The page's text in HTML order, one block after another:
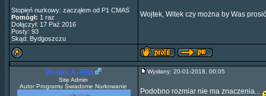
Stopień nurkowy: zacząłem od P1 CMAS
Pomógł: 1 raz
Dołączył: 17 Paź 2016
Posty: 93
Skąd: Bydgoszczu
Wojtek, Witek czy można by Was
Wojtek A. Filip
Site Admin
Autor Programu Świadome Nurkowanie
Wysłany: 20-01-2018, 00:05
Podobno rozmiar nie ma znaczenia...